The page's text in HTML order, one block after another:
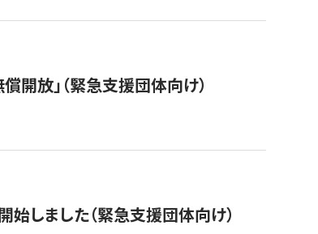
放」（緊急支援団体向け）
しました（緊急支援団体向け）